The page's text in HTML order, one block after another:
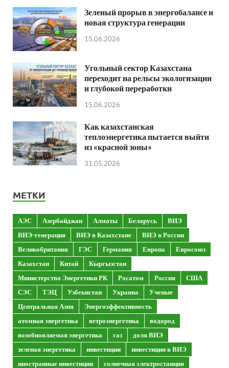
Зеленый прорыв в энергобалансе и
новая структура генерации
15.06.2026
Угольный сектор Казахстана
переходит на рельсы экологизации
и глубокой переработки
15.06.2026
Как казахстанская
теплоэнергетика пытается выйти
из «красной зоны»
31.05.2026
МЕТКИ
АЭС Азербайджан Алматы Беларусь
ВИЭ
ВИЭ-генерация
ВИЭ в Казахстане
ВИЭ в России
Великобритания
ГЭС Германия Европа
Евросоюз
Казахстан
Китай
Кыргызстан
Министерство Энергетики РК
Росатом Россия
США
СЭС
ТЭЦ Узбекистан Украина
Ученые
Центральная Азия
Энергоэффективность
атомная энергетика
ветроэнергетика
водород
возобновляемая энергетика
газ
доля ВИЭ
зеленая энергетика
инвестиции
инвестиции в ВИЭ
иностранные инвестиции
солнечная электростанция